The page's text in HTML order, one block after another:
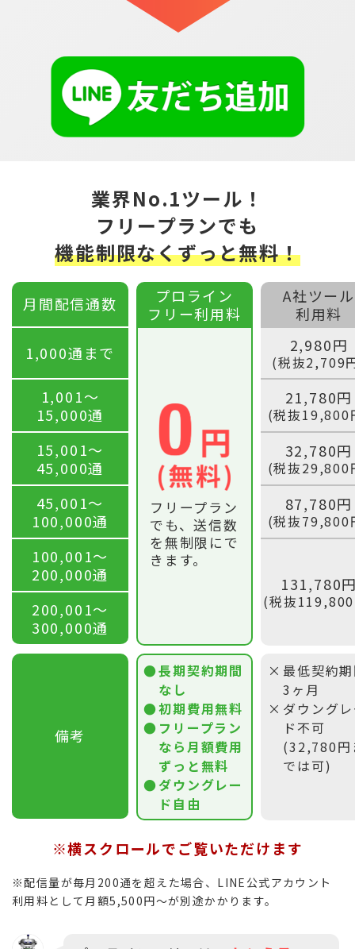
業界No.1ツール！
フリープランでも
機能制限なくずっと無料！
月間配信通数
プロライン
フリー利用料
A社ツール
利用料
1,000通まで
フリープラン
でも、送信数
を無制限にで
きます。
2,980円
(税抜2,709
1,001〜
15,000通
21,780円
(税抜19,800
15,001〜
45,000通
32,780円
(税抜29,800
45,001〜
100,000通
87,780円
(税抜79,800
100,001〜
200,000通
131,780
(税抜
200,001〜
300,000通
備考
長期契約期間
なし
初期費用無料
フリープラン
なら月額費用
ずっと無料
ダウングレー
ド自由
最低契約
3ヶ月
ダウング
ド不可
(32,780円
では可)
※横スクロールでご覧いただけます
※配信量が毎月200通を超えた場合、LINE公式アカウント
利用料として月額5,500円〜が別途かかります。